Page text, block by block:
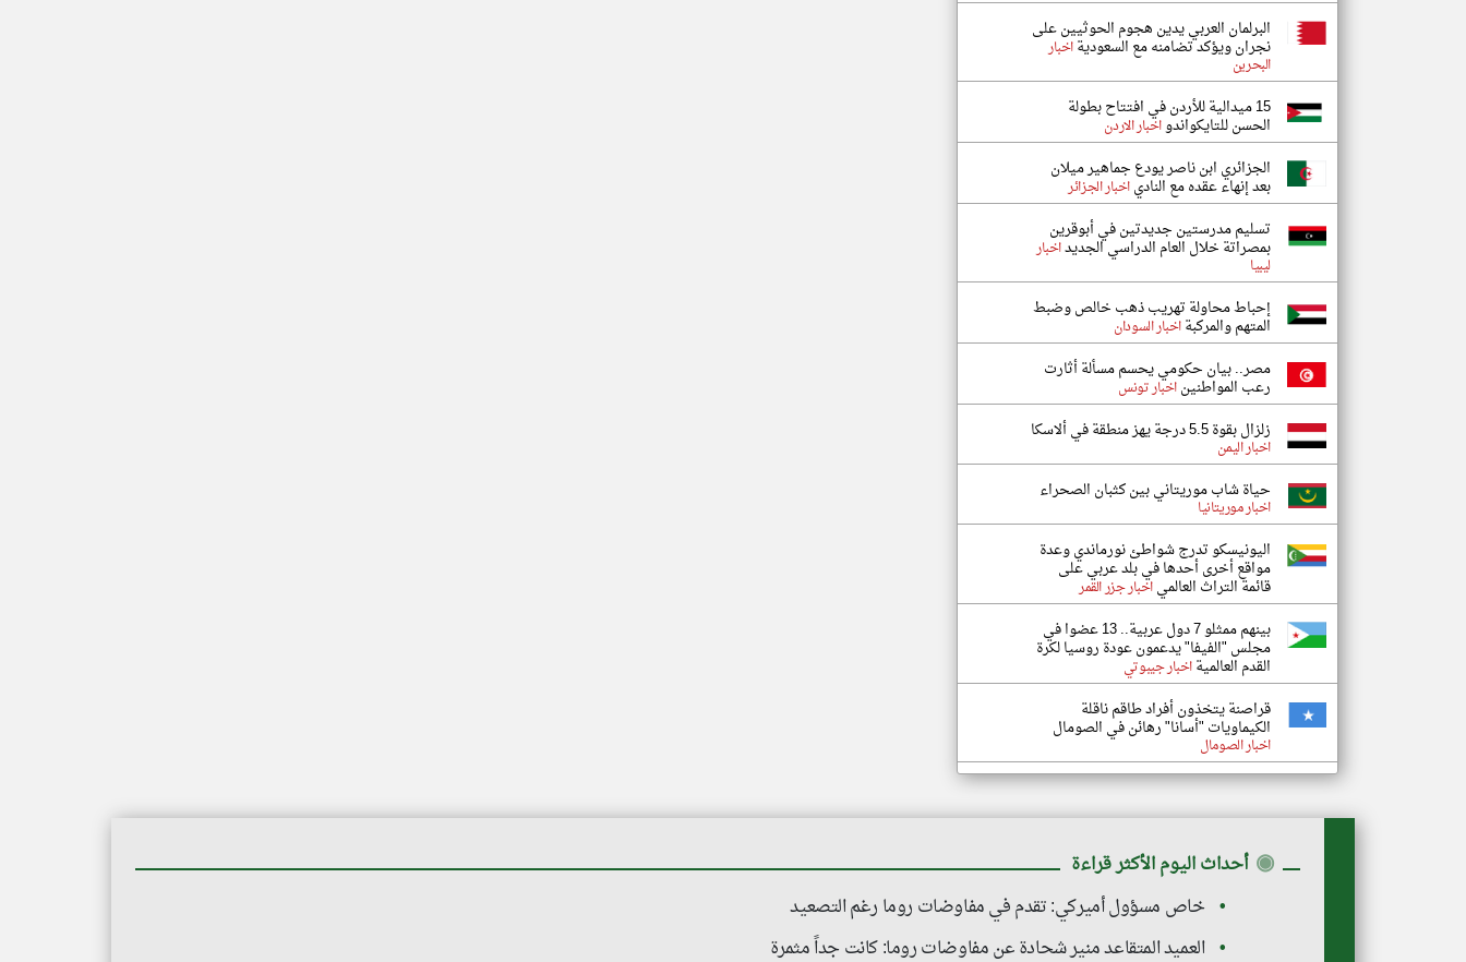
البرلمان العربي يدين هجوم الحوثيين على
نجران ويؤكد تضامنه مع السعوديةاخبار
البحرين
15 ميدالية للأردن في افتتاح بطولة
الحسن للتايكواندواخبار الاردن
الجزائري ابن ناصر يودع جماهير ميلان
بعد إنهاء عقده مع النادياخبار الجزائر
تسليم مدرستين جديدتين في أبوقرين
بمصراتة خلال العام الدراسي الجديداخبار
ليبيا
إحباط محاولة تهريب ذهب خالص وضبط
المتهم والمركبةاخبار السودان
مصر.. بيان حكومي يحسم مسألة أثارت
رعب المواطنيناخبار تونس
زلزال بقوة 5.5 درجة يهز منطقة في ألاسكا
اخبار اليمن
حياة شاب موريتاني بين كثبان الصحراء
اخبار موريتانيا
اليونيسكو تدرج شواطئ نورماندي وعدة
مواقع أخرى أحدها في بلد عربي على
قائمة التراث العالمياخبار جزر القمر
بينهم ممثلو 7 دول عربية.. 13 عضوا في
مجلس "الفيفا" يدعمون عودة روسيا لكرة
القدم العالميةاخبار جيبوتي
قراصنة يتخذون أفراد طاقم ناقلة
الكيماويات "أسانا" رهائن في الصومال
اخبار الصومال
◉ أحداث اليوم الأكثر قراءة
خاص مسؤول أميركي: تقدم في مفاوضات روما رغم التصعيد
العميد المتقاعد منير شحادة عن مفاوضات روما: كانت جداً مثمرة